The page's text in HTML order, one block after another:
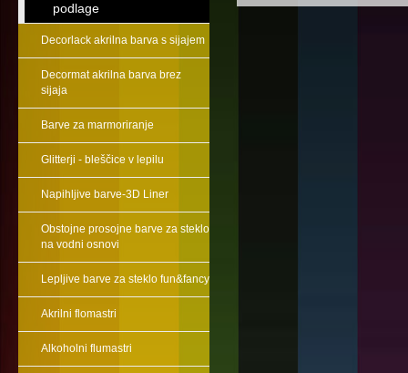
podlage
Decorlack akrilna barva s sijajem
Decormat akrilna barva brez
sijaja
Barve za marmoriranje
Glitterji - bleščice v lepilu
Napihljive barve-3D Liner
Obstojne prosojne barve za steklo
na vodni osnovi
Lepljive barve za steklo fun&fancy
Akrilni flomastri
Alkoholni flumastri